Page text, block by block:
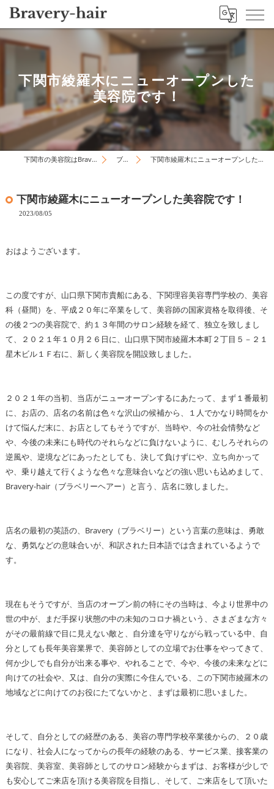
下関市綾羅木にニューオープンした
美容院です！
下関市の美容院はBravery-hair ブログ 下関市綾羅木にニューオープンした美容院です！
下関市綾羅木にニューオープンした美容院です！
2023/08/05
おはようございます。
この度ですが、山口県下関市貴船にある、下関理容美容専門学校の、美容
科（昼間）を、平成２０年に卒業をして、美容師の国家資格を取得後、そ
の後２つの美容院で、約１３年間のサロン経験を経て、独立を致しまし
て、２０２１年１０月２６日に、山口県下関市綾羅木本町２丁目５－２１
星木ビル１Ｆ右に、新しく美容院を開設致しました。
２０２１年の当初、当店がニューオープンするにあたって、まず１番最初
に、お店の、店名の名前は色々な沢山の候補から、１人でかなり時間をか
けて悩んだ末に、お店としてもそうですが、当時や、今の社会情勢など
や、今後の未来にも時代のそれらなどに負けないように、むしろそれらの
逆風や、逆境などにあったとしても、決して負けずにや、立ち向かって
や、乗り越えて行くような色々な意味合いなどの強い思いも込めまして、
Bravery-hair（ブラベリーヘアー）と言う、店名に致しました。
店名の最初の英語の、Bravery（ブラベリー）という言葉の意味は、勇敢
な、勇気などの意味合いが、和訳された日本語では含まれているようで
す。
現在もそうですが、当店のオープン前の特にその当時は、今より世界中の
世の中が、まだ手探り状態の中の未知のコロナ禍という、さまざまな方々
がその最前線で目に見えない敵と、自分達を守りながら戦っている中、自
分としても長年美容業界で、美容師としての立場でお仕事をやってきて、
何か少しでも自分が出来る事や、やれることで、今や、今後の未来などに
向けての社会や、又は、自分の実際に今住んでいる、この下関市綾羅木の
地域などに向けてのお役にたてないかと、まずは最初に思いました。
そして、自分としての経歴のある、美容の専門学校卒業後からの、２０歳
になり、社会人になってからの長年の経験のある、サービス業、接客業の
美容院、美容室、美容師としてのサロン経験からまずは、お客様が少しで
も安心してご来店を頂ける美容院を目指し、そして、ご来店をして頂いた